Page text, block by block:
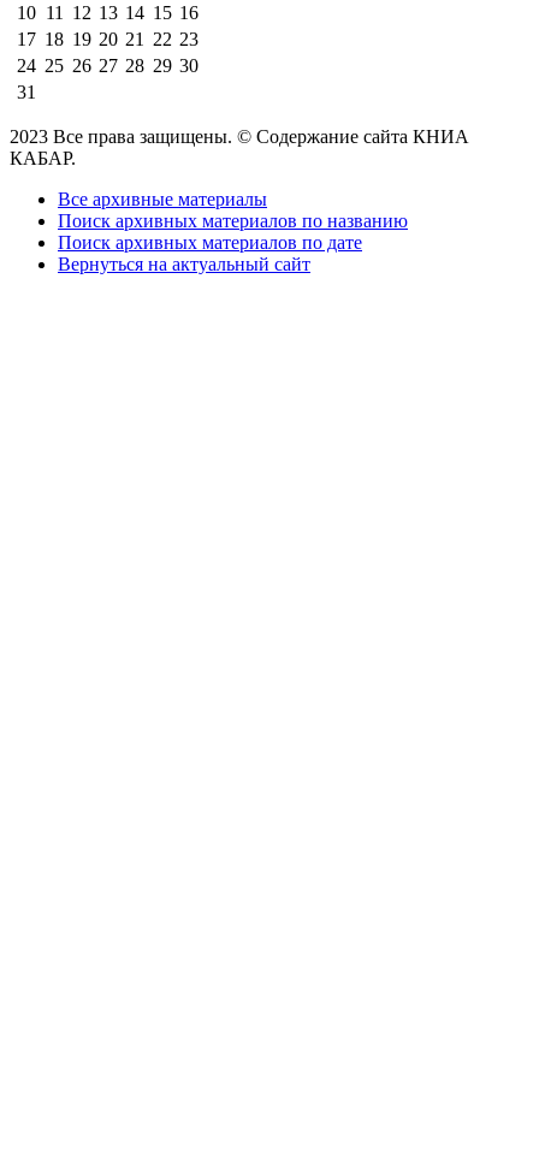
10 11 12 13 14 15 16
17 18 19 20 21 22 23
24 25 26 27 28 29 30
31
2023 Все права защищены. © Содержание сайта КНИА
КАБАР.
Все архивные материалы
Поиск архивных материалов по названию
Поиск архивных материалов по дате
Вернуться на актуальный сайт